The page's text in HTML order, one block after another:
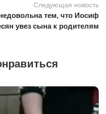
Следующая новость
тем, что Иосиф
увез сына к родителям